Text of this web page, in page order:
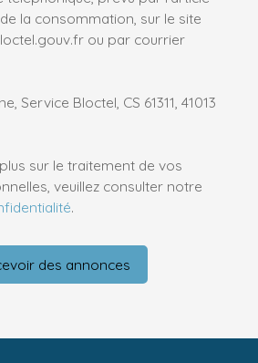
la consommation, sur le site
ou par courrier
Service Bloctel, CS 61311, 41013
sur le traitement de vos
veuillez consulter notre
.
des annonces